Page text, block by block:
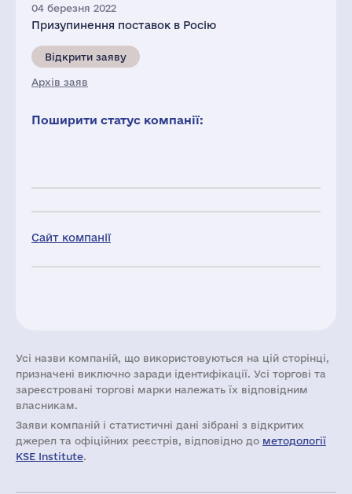
Сайт компанії
04 березня 2022
Призупинення поставок в Росію
Відкрити заяву
Архів заяв
Поширити статус компанії:
Усі назви компаній, що використовуються на цій сторінці,
призначені виключно заради ідентифікації. Усі торгові та
зареєстровані торгові марки належать їх відповідним
власникам.
Заяви компаній i статистичні дані зібрані з відкритих
джерел та офіційних реєстрів, відповідно до методології
KSE Institute.